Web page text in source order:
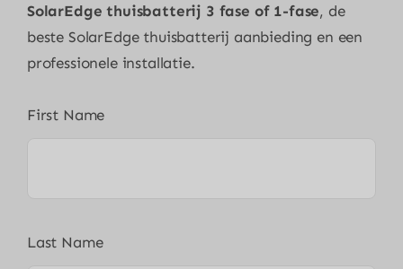
SolarEdge thuisbatterij 3 fase of 1-fase, de
beste SolarEdge thuisbatterij aanbieding en een
professionele installatie.
First Name
Last Name